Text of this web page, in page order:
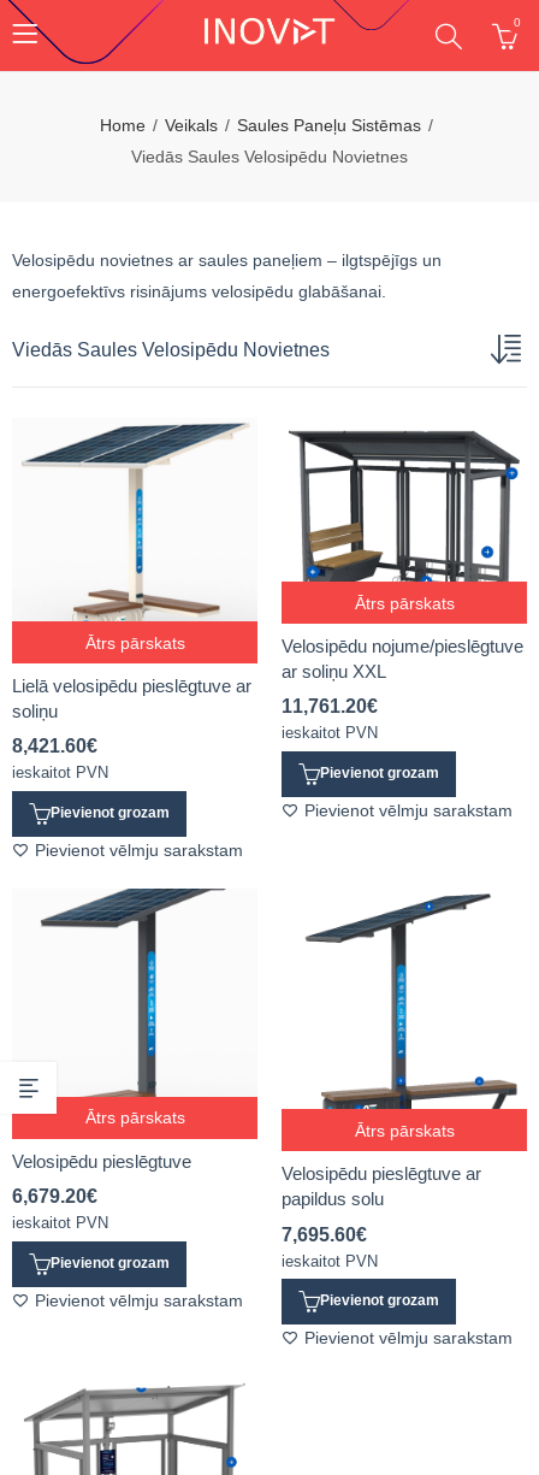
0
Home Veikals
Saules Paneļu Sistēmas
Viedās Saules Velosipēdu Novietnes
Velosipēdu novietnes ar saules paneļiem – ilgtspējīgs un
energoefektīvs risinājums velosipēdu glabāšanai.
Viedās Saules Velosipēdu Novietnes
Ātrs pārskats
Lielā velosipēdu pieslēgtuve ar
soliņu
8,421.60€
ieskaitot PVN
Pievienot grozam
Pievienot vēlmju sarakstam
Ātrs pārskats
Velosipēdu nojume/pieslēgtuve
ar soliņu XXL
11,761.20€
ieskaitot PVN
Pievienot grozam
Pievienot vēlmju sarakstam
Ātrs pārskats
Velosipēdu pieslēgtuve
6,679.20€
ieskaitot PVN
Pievienot grozam
Pievienot vēlmju sarakstam
Ātrs pārskats
Velosipēdu pieslēgtuve ar
papildus solu
7,695.60€
ieskaitot PVN
Pievienot grozam
Pievienot vēlmju sarakstam